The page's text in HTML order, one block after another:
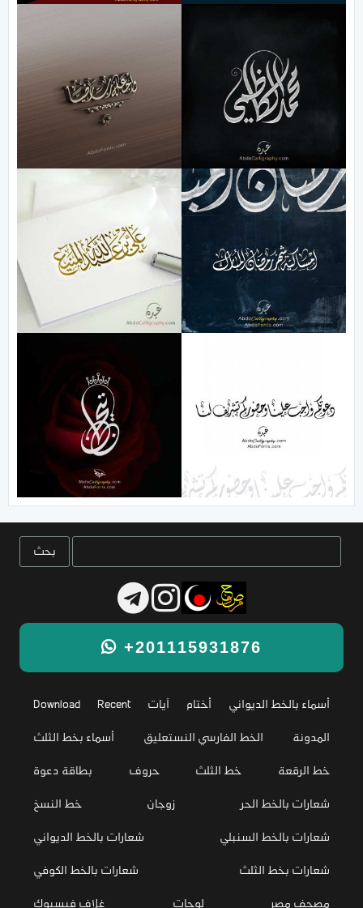
+201115931876
Download Recent آيات أختام أسماء بالخط الديواني
أسماء بخط الثلث الخط الفارسي النستعليق المدونة
بطاقة دعوة حروف خط الثلث خط الرقعة
خط النسخ زوجان شعارات بالخط الحر
شعارات بالخط الديواني شعارات بالخط السنبلي
شعارات بالخط الكوفي شعارات بخط الثلث
غلاف فيسبوك لوحات مصحف مصر